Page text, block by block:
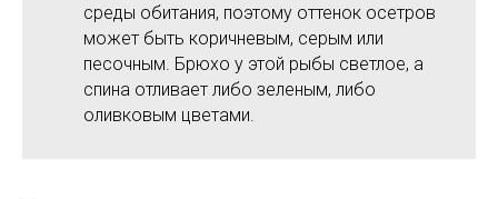
среды обитания, поэтому оттенок осетров
может быть коричневым, серым или
песочным. Брюхо у этой рыбы светлое, а
спина отливает либо зеленым, либо
оливковым цветами.